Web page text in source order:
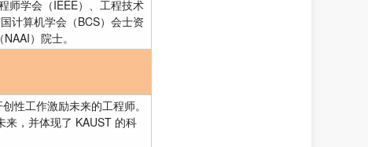
师学会（IEEE）、工程技术
计算机学会（BCS）会士资
）院士。
性工作激励未来的工程师。
，并体现了 KAUST 的科